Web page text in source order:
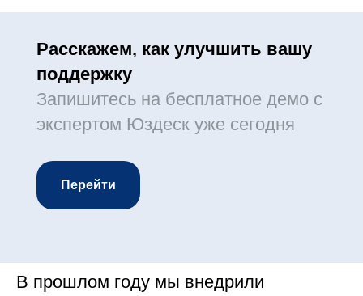
Расскажем, как улучшить вашу
поддержку
Запишитесь на бесплатное демо с
экспертом Юздеск уже сегодня
Перейти
В прошлом году мы внедрили